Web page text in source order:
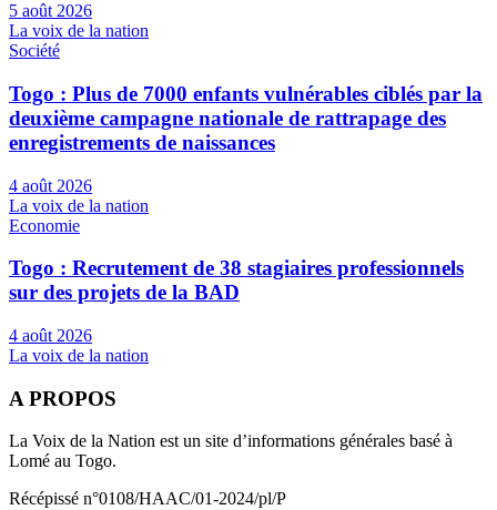
5 août 2026
La voix de la nation
Société
Togo : Plus de 7000 enfants vulnérables ciblés par la
deuxième campagne nationale de rattrapage des
enregistrements de naissances
4 août 2026
La voix de la nation
Economie
Togo : Recrutement de 38 stagiaires professionnels
sur des projets de la BAD
4 août 2026
La voix de la nation
A PROPOS
La Voix de la Nation est un site d’informations générales basé à
Lomé au Togo.
Récépissé n°0108/HAAC/01-2024/pl/P